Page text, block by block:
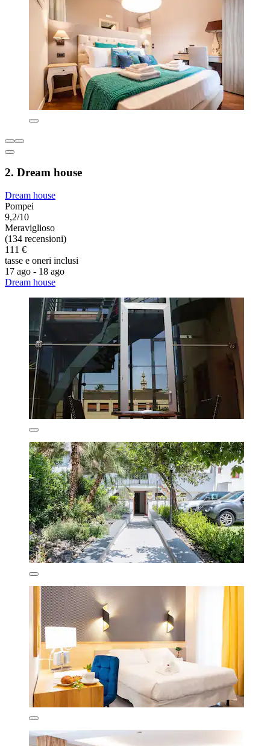
2. Dream house
Dream house
Pompei
9,2/10
Meraviglioso
(134 recensioni)
111 €
tasse e oneri inclusi
17 ago - 18 ago
Dream house